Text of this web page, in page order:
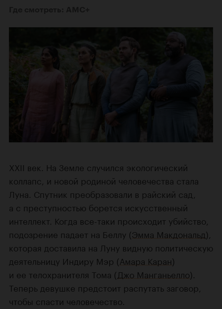
XXII век. На Земле случился экологический
коллапс, и новой родиной человечества стала
Луна. Спутник преобразовали в райский сад,
а с преступностью борется искусственный
интеллект. Когда все-таки происходит убийство,
подозрение падает на Беллу (Эмма Макдональд),
которая доставила на Луну видную политическую
деятельницу Индиру Мэр (Амара Каран)
и ее телохранителя Тома (Джо Манганьелло).
Теперь девушке предстоит распутать заговор,
чтобы спасти человечество.